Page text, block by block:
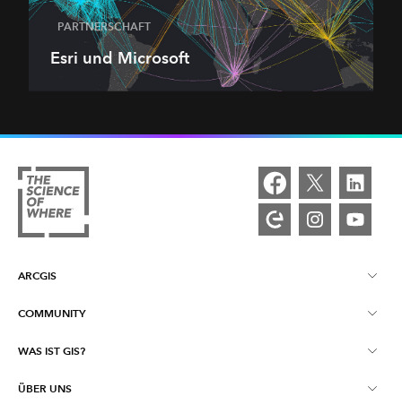
PARTNERSCHAFT
Esri und Microsoft
ARCGIS
Über ArcGIS
ArcGIS Pro
COMMUNITY
Esri Community
ArcGIS Blog
WAS IST GIS?
Ein Tag mit GIS
ÜBER UNS